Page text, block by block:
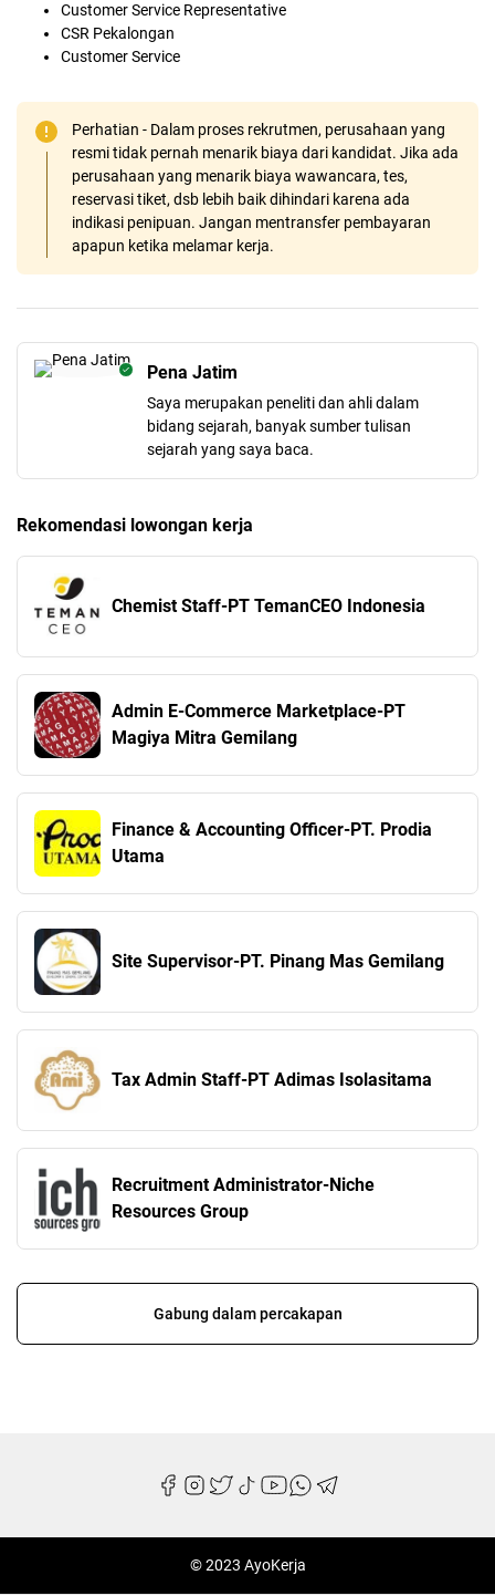
Customer Service Representative
CSR Pekalongan
Customer Service
Perhatian - Dalam proses rekrutmen, perusahaan yang
resmi tidak pernah menarik biaya dari kandidat. Jika ada
perusahaan yang menarik biaya wawancara, tes,
reservasi tiket, dsb lebih baik dihindari karena ada
indikasi penipuan. Jangan mentransfer pembayaran
apapun ketika melamar kerja.
Pena Jatim
Saya merupakan peneliti dan ahli dalam
bidang sejarah, banyak sumber tulisan
sejarah yang saya baca.
Rekomendasi lowongan kerja
Chemist Staff-PT TemanCEO Indonesia
Admin E-Commerce Marketplace-PT
Magiya Mitra Gemilang
Finance & Accounting Officer-PT. Prodia
Utama
Site Supervisor-PT. Pinang Mas Gemilang
Tax Admin Staff-PT Adimas Isolasitama
Recruitment Administrator-Niche
Resources Group
Gabung dalam percakapan
© 2023 AyoKerja